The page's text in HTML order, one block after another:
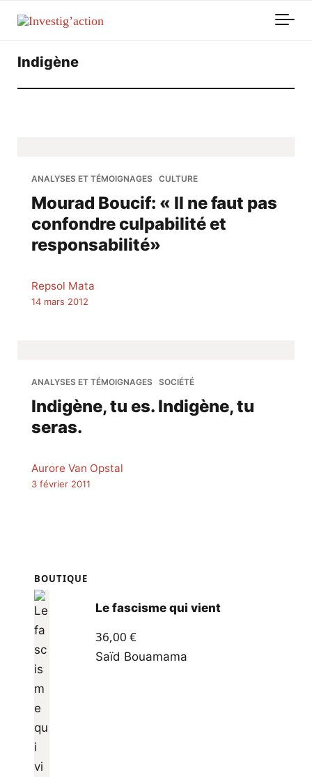
Indigène
ANALYSES ET TÉMOIGNAGES CULTURE
Mourad Boucif: « Il ne faut pas
confondre culpabilité et
responsabilité»
Repsol Mata
14 mars 2012
ANALYSES ET TÉMOIGNAGES SOCIÉTÉ
Indigène, tu es. Indigène, tu
seras.
Aurore Van Opstal
3 février 2011
BOUTIQUE
Le fascisme qui vient
36,00 €
Saïd Bouamama